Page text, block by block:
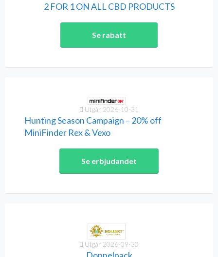
2 FOR 1 ON ALL CBD PRODUCTS
Se rabatt
Utgår 2026-10-31
Hunting Season Campaign – 20% off
MiniFinder Rex & Vexo
Se erbjudandet
Utgår 2026-09-30